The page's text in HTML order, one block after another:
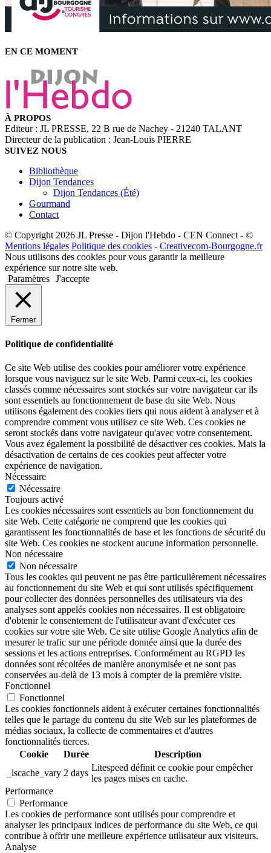
EN CE MOMENT
À PROPOS
Editeur : JL PRESSE, 22 B rue de Nachey - 21240 TALANT
Directeur de la publication : Jean-Louis PIERRE
SUIVEZ NOUS
Bibliothèque
Dijon Tendances
Dijon Tendances (Été)
Gourmand
Contact
© Copyright 2026 JL Presse - Dijon l'Hebdo - CEN Connect - ©
Mentions légales Politique des cookies - Creativecom-Bourgogne.fr
Nous utilisons des cookies pour vous garantir la meilleure
expérience sur notre site web.
Paramètres J'accepte
Fermer
Politique de confidentialité
Ce site Web utilise des cookies pour améliorer votre expérience
lorsque vous naviguez sur le site Web. Parmi ceux-ci, les cookies
classés comme nécessaires sont stockés sur votre navigateur car ils
sont essentiels au fonctionnement de base du site Web. Nous
utilisons également des cookies tiers qui nous aident à analyser et à
comprendre comment vous utilisez ce site Web. Ces cookies ne
seront stockés dans votre navigateur qu'avec votre consentement.
Vous avez également la possibilité de désactiver ces cookies. Mais la
désactivation de certains de ces cookies peut affecter votre
expérience de navigation.
Nécessaire
Nécessaire
Toujours activé
Les cookies nécessaires sont essentiels au bon fonctionnement du
site Web. Cette catégorie ne comprend que les cookies qui
garantissent les fonctionnalités de base et les fonctions de sécurité du
site Web. Ces cookies ne stockent aucune information personnelle.
Non nécessaire
Non nécessaire
Tous les cookies qui peuvent ne pas être particulièrement nécessaires
au fonctionnement du site Web et qui sont utilisés spécifiquement
pour collecter des données personnelles des utilisateurs via des
analyses sont appelés cookies non nécessaires. Il est obligatoire
d'obtenir le consentement de l'utilisateur avant d'exécuter ces
cookies sur votre site Web. Ce site utilise Google Analytics afin de
mesurer le trafic sur une période donnée ainsi que la durée des
sessions et les actions entreprises. Conformément au RGPD les
données sont récoltées de manière anonymisée et ne sont pas
conservées au-delà de 13 mois à compter de la première visite.
Fonctionnel
Fonctionnel
Les cookies fonctionnels aident à exécuter certaines fonctionnalités
telles que le partage du contenu du site Web sur les plateformes de
médias sociaux, la collecte de commentaires et d'autres
fonctionnalités tierces.
Cookie
Durée
Description
_lscache_vary 2 days
Litespeed définit ce cookie pour empêcher
les pages mises en cache.
Performance
Performance
Les cookies de performance sont utilisés pour comprendre et
analyser les principaux indices de performance du site Web, ce qui
contribue à offrir une meilleure expérience utilisateur aux visiteurs.
Analyse